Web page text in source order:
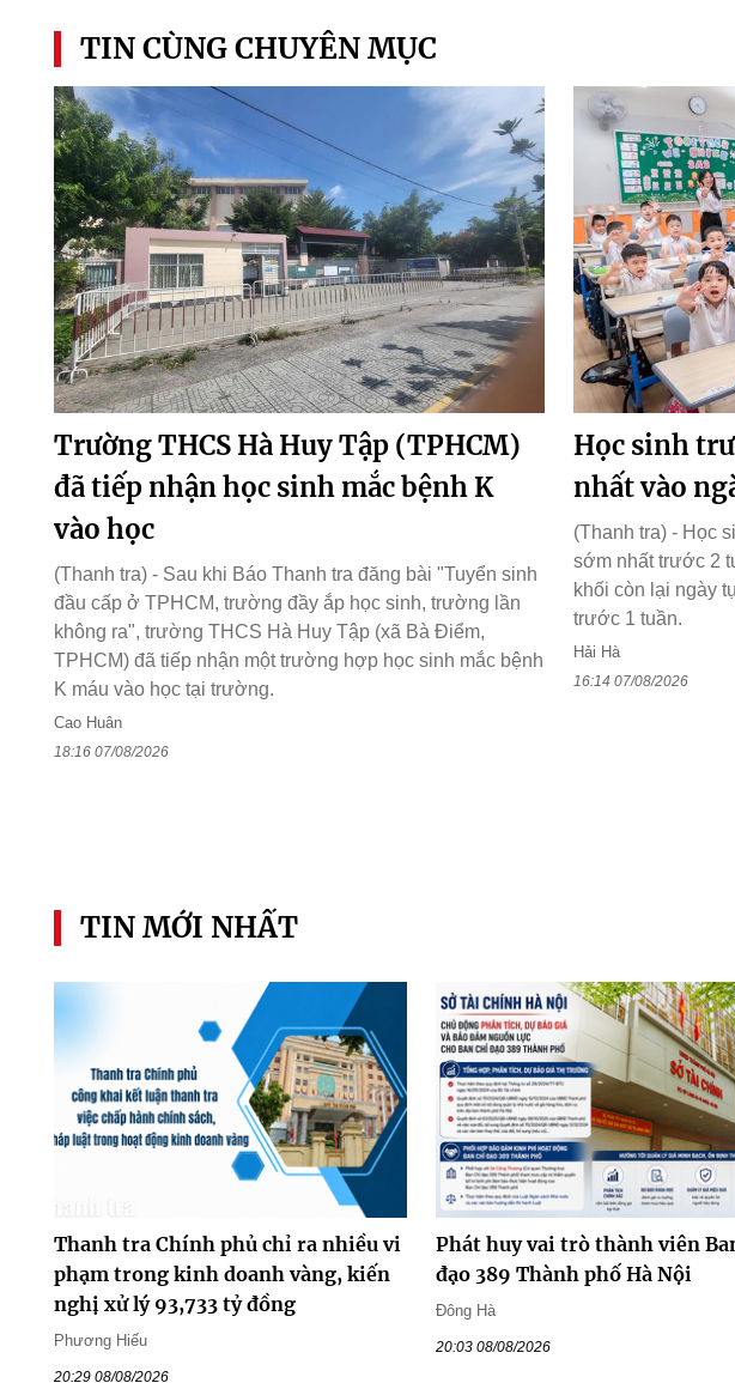
TIN CÙNG CHUYÊN MỤC
Trường THCS Hà Huy Tập (TPHCM)
đã tiếp nhận học sinh mắc bệnh K
vào học
(Thanh tra) - Sau khi Báo Thanh tra đăng bài "Tuyển sinh
đầu cấp ở TPHCM, trường đầy ắp học sinh, trường lần
không ra", trường THCS Hà Huy Tập (xã Bà Điểm,
TPHCM) đã tiếp nhận một trường hợp học sinh mắc bệnh
K máu vào học tại trường.
Cao Huân
18:16 07/08/2026
Học sinh
nhất vào
(Thanh tra) - Học
sớm nhất trước 2
khối còn lại ngày
trước 1 tuần.
Hải Hà
16:14 07/08/2026
TIN MỚI NHẤT
Thanh tra Chính phủ chỉ ra nhiều vi
phạm trong kinh doanh vàng, kiến
nghị xử lý 93,733 tỷ đồng
Phương Hiếu
20:29 08/08/2026
Phát huy vai trò thành viên
đạo 389 Thành phố Hà Nội
Đông Hà
20:03 08/08/2026